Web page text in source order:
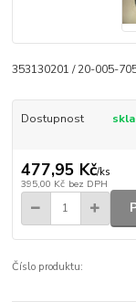
353130201 / 20-005-
Dostupnost
477,95 Kč/ks
395,00 Kč bez DPH
Číslo produktu: